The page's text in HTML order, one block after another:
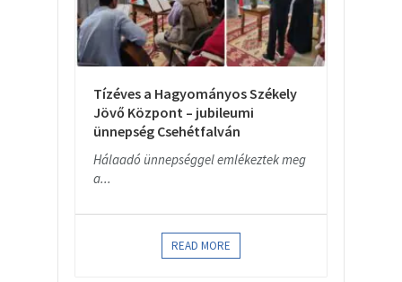
Tízéves a Hagyományos Székely
Jövő Központ – jubileumi
ünnepség Csehétfalván
Hálaadó ünnepséggel emlékeztek meg
a...
READ MORE